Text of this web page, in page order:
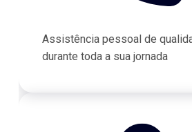
Assistência pessoal de
durante toda a sua jornada